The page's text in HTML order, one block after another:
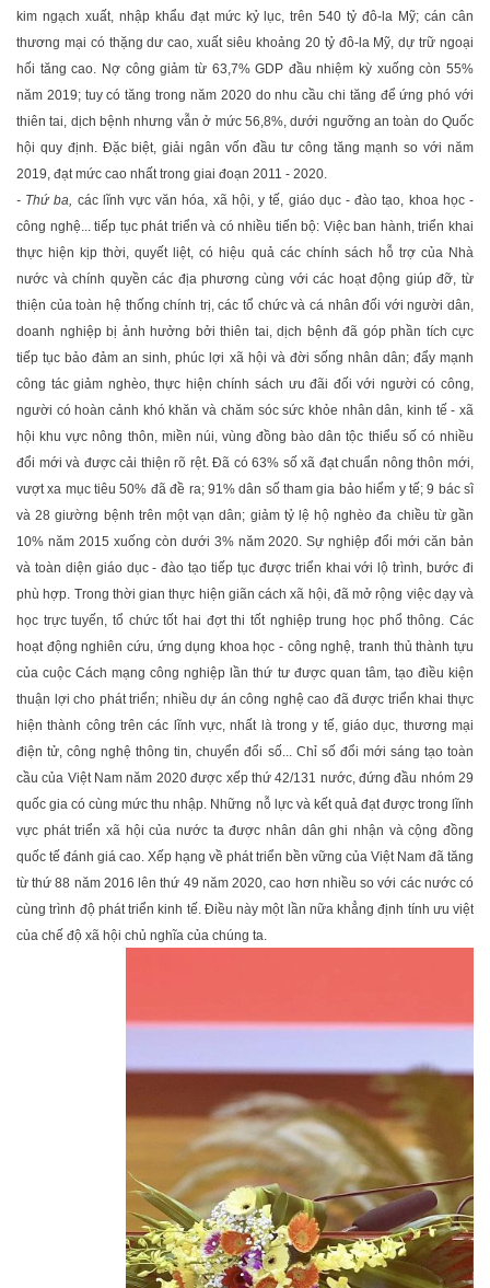
kim ngạch xuất, nhập khẩu đạt mức kỷ lục, trên 540 tỷ đô-la Mỹ; cán cân
thương mại có thặng dư cao, xuất siêu khoảng 20 tỷ đô-la Mỹ, dự trữ ngoại
hối tăng cao. Nợ công giảm từ 63,7% GDP đầu nhiệm kỳ xuống còn 55%
năm 2019; tuy có tăng trong năm 2020 do nhu cầu chi tăng để ứng phó với
thiên tai, dịch bệnh nhưng vẫn ở mức 56,8%, dưới ngưỡng an toàn do Quốc
hội quy định. Ðặc biệt, giải ngân vốn đầu tư công tăng mạnh so với năm
2019, đạt mức cao nhất trong giai đoạn 2011 - 2020.
- Thứ ba, các lĩnh vực văn hóa, xã hội, y tế, giáo dục - đào tạo, khoa học -
công nghệ... tiếp tục phát triển và có nhiều tiến bộ: Việc ban hành, triển khai
thực hiện kịp thời, quyết liệt, có hiệu quả các chính sách hỗ trợ của Nhà
nước và chính quyền các địa phương cùng với các hoạt động giúp đỡ, từ
thiện của toàn hệ thống chính trị, các tổ chức và cá nhân đối với người dân,
doanh nghiệp bị ảnh hưởng bởi thiên tai, dịch bệnh đã góp phần tích cực
tiếp tục bảo đảm an sinh, phúc lợi xã hội và đời sống nhân dân; đẩy mạnh
công tác giảm nghèo, thực hiện chính sách ưu đãi đối với người có công,
người có hoàn cảnh khó khăn và chăm sóc sức khỏe nhân dân, kinh tế - xã
hội khu vực nông thôn, miền núi, vùng đồng bào dân tộc thiểu số có nhiều
đổi mới và được cải thiện rõ rệt. Ðã có 63% số xã đạt chuẩn nông thôn mới,
vượt xa mục tiêu 50% đã đề ra; 91% dân số tham gia bảo hiểm y tế; 9 bác sĩ
và 28 giường bệnh trên một vạn dân; giảm tỷ lệ hộ nghèo đa chiều từ gần
10% năm 2015 xuống còn dưới 3% năm 2020. Sự nghiệp đổi mới căn bản
và toàn diện giáo dục - đào tạo tiếp tục được triển khai với lộ trình, bước đi
phù hợp. Trong thời gian thực hiện giãn cách xã hội, đã mở rộng việc dạy và
học trực tuyến, tổ chức tốt hai đợt thi tốt nghiệp trung học phổ thông. Các
hoạt động nghiên cứu, ứng dụng khoa học - công nghệ, tranh thủ thành tựu
của cuộc Cách mạng công nghiệp lần thứ tư được quan tâm, tạo điều kiện
thuận lợi cho phát triển; nhiều dự án công nghệ cao đã được triển khai thực
hiện thành công trên các lĩnh vực, nhất là trong y tế, giáo dục, thương mại
điện tử, công nghệ thông tin, chuyển đổi số... Chỉ số đổi mới sáng tạo toàn
cầu của Việt Nam năm 2020 được xếp thứ 42/131 nước, đứng đầu nhóm 29
quốc gia có cùng mức thu nhập. Những nỗ lực và kết quả đạt được trong lĩnh
vực phát triển xã hội của nước ta được nhân dân ghi nhận và cộng đồng
quốc tế đánh giá cao. Xếp hạng về phát triển bền vững của Việt Nam đã tăng
từ thứ 88 năm 2016 lên thứ 49 năm 2020, cao hơn nhiều so với các nước có
cùng trình độ phát triển kinh tế. Ðiều này một lần nữa khẳng định tính ưu việt
của chế độ xã hội chủ nghĩa của chúng ta.